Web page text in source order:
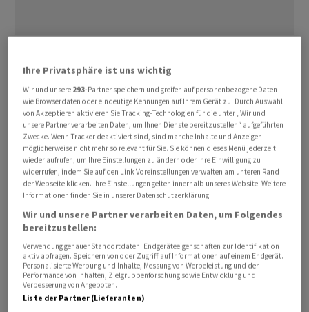
den Vorbereitungen begonnen, vier der 18 Althoff
Hotels noch in diesem Jahr an das Programm von GHA
Discovery anzubinden. Verlaufe die Startphase
erfolgreich, sollen weitere Hotels folgen. Zu den vier
Hotels gehören das Althoff St. James's Hotel & Club in
London sowie die Althoff Villa Belrose in Saint Tropez.
Die anderen beiden Häuser sollen in Kürze bekannt
werden.
Mit der neuen Zusammenarbeit ist die Zahl der
angebundenen Hotels im Portfolio auf 11 gestiegen,
heisst es weiter. Als erstes Hotel wurde The Chedi
Andermatt lanciert. Für Buchungen von Asmallworld
Discovery Hotels über die GHA Discovery Plattform
Ihre Privatsphäre ist uns wichtig
Wir und unsere 293-Partner speichern und greifen auf personenbezogene Daten
wie Browserdaten oder eindeutige Kennungen auf Ihrem Gerät zu. Durch Auswahl
von Akzeptieren aktivieren Sie Tracking-Technologien für die unter „Wir und
unsere Partner verarbeiten Daten, um Ihnen Dienste bereitzustellen“ aufgeführten
Zwecke. Wenn Tracker deaktiviert sind, sind manche Inhalte und Anzeigen
möglicherweise nicht mehr so relevant für Sie. Sie können dieses Menü jederzeit
wieder aufrufen, um Ihre Einstellungen zu ändern oder Ihre Einwilligung zu
widerrufen, indem Sie auf den Link Voreinstellungen verwalten am unteren Rand
der Webseite klicken. Ihre Einstellungen gelten innerhalb unseres Website. Weitere
Informationen finden Sie in unserer Datenschutzerklärung.
Wir und unsere Partner verarbeiten Daten, um Folgendes
bereitzustellen:
Verwendung genauer Standortdaten. Endgeräteeigenschaften zur Identifikation
aktiv abfragen. Speichern von oder Zugriff auf Informationen auf einem Endgerät.
Personalisierte Werbung und Inhalte, Messung von Werbeleistung und der
Performance von Inhalten, Zielgruppenforschung sowie Entwicklung und
Verbesserung von Angeboten.
Liste der Partner (Lieferanten)